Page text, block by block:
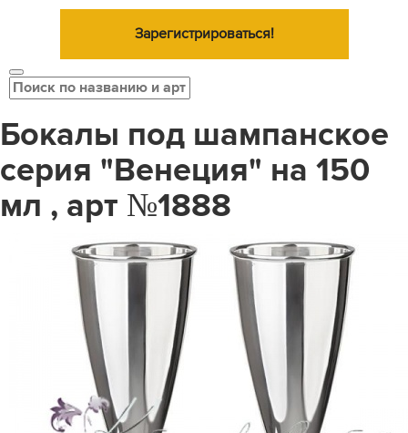
Зарегистрироваться!
Бокалы под шампанское
серия "Венеция" на 150
мл , арт №1888